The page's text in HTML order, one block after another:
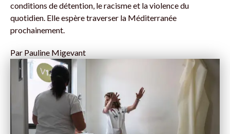
conditions de détention, le racisme et la violence du
quotidien. Elle espère traverser la Méditerranée
prochainement.
Par Pauline Migevant